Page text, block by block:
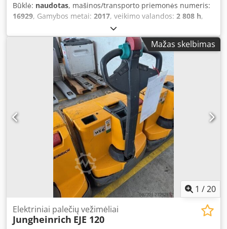
Būklė: naudotas, mašinos/transporto priemonės numeris:
16929, Gamybos metai: 2017, veikimo valandos: 2 808 h,
, kėlimo aukštis:
centras:600 mm, kuro tipas:elektrinis, stiebo tipas:kitas,
statybinis aukštis:1 300 mm , akumuliatoriaus įtampa:24
, šakių ilgis:1 150 mm, bendras svoris:563 kg
Serijos numeris: 98194626 Akumuliatoriaus duomenys: 24
V, 2PzS, 250 Ah (2018 m.) Cjdoyv S Rtepfx Adtsha
Mažas skelbimas
1 /20
Elektriniai palečių vežimėliai
Jungheinrich EJE 120